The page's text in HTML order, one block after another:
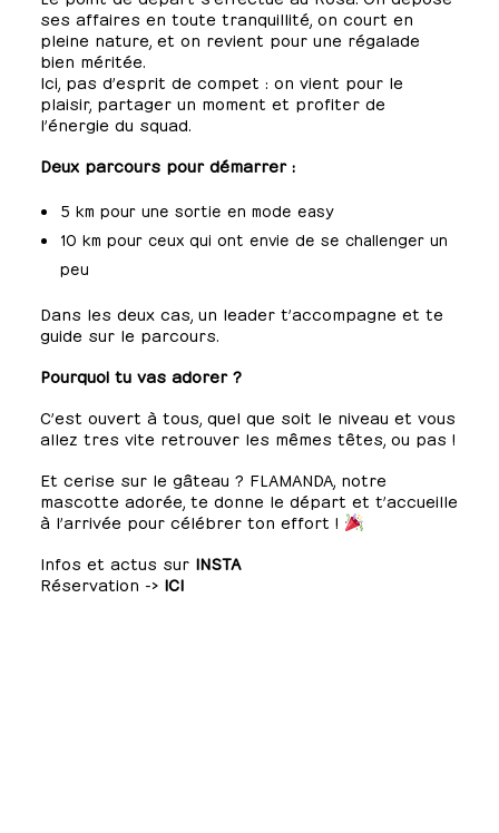
ses affaires en toute tranquillité, on court en
pleine nature, et on revient pour une régalade
bien méritée.
Ici, pas d’esprit de compet : on vient pour le
plaisir, partager un moment et profiter de
l’énergie du squad.
Deux parcours pour démarrer :
5 km pour une sortie en mode easy
10 km pour ceux qui ont envie de se challenger un
peu
Dans les deux cas, un leader t’accompagne et te
guide sur le parcours.
Pourquoi tu vas adorer ?
C’est ouvert à tous, quel que soit le niveau et vous
allez tres vite retrouver les mêmes têtes, ou pas !
Et cerise sur le gâteau ? FLAMANDA, notre
mascotte adorée, te donne le départ et t’accueille
à l’arrivée pour célébrer ton effort !
Infos et actus sur INSTA
Réservation -> ICI